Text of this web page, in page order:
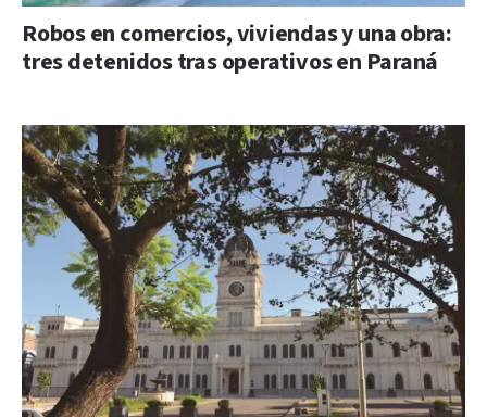
Robos en comercios, viviendas y una obra:
tres detenidos tras operativos en Paraná